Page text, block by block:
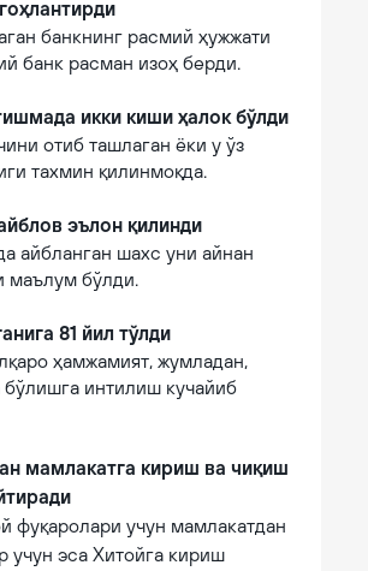
банкнинг расмий ҳужжати
банк расман изоҳ берди.
икки киши ҳалок бўлди
отиб ташлаган ёки у ўз
тахмин қилинмоқда.
эълон қилинди
айбланган шахс уни айнан
маълум бўлди.
81 йил тўлди
ҳамжамият, жумладан,
интилиш кучайиб
мамлакатга кириш ва чиқиш
фуқаролари учун мамлакатдан
учун эса Хитойга кириш